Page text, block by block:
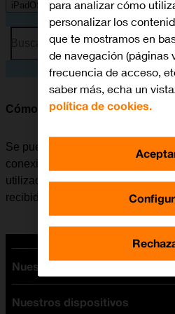
iPadOS 15.5
Busca por problema o tema
Cómo consultar el consumo de
Se puede ver cuántos datos han
conexiones de datos de la tablet,
utilizado el navegador web o
recibido correo electrónico.
Nuestras tarifas
Tarifas Orange
Nuestros dispositivos
para analizar cómo
personalizar los
que te mostramos en
de navegación (páginas
frecuencia de acceso,
saber más, echa un
política de cookies.